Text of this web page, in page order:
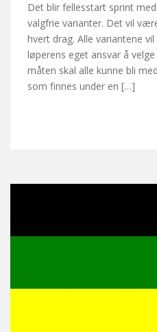
Det blir fellesstart sprint
valgfrie varianter. Det vil
hvert drag. Alle variantene
løperens eget ansvar å
måten skal alle kunne bli
som finnes under en […]